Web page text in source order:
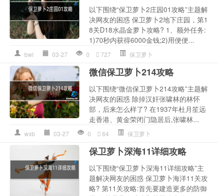
以下围绕“保卫萝卜2庄园01攻略”主题解
决网友的困惑 保卫萝卜2地下庄园，第1
8关D18水晶金萝卜攻略? 1、额外任务:
1)70秒内获得6000金钱;2)用便便...
bwl 03-27 0 727 保卫萝卜
微信保卫萝卜214攻略
以下围绕“微信保卫萝卜214攻略”主题解
决网友的困惑 除掉汉奸张啸林的林怀
部，后来怎么样了? 在1937年杜月笙远
走香港、黄金荣闭门隐居后,张啸林...
wxb 03-27 0 64 保卫萝卜
保卫萝卜深海11详细攻略
以下围绕“保卫萝卜深海11详细攻略”主
题解决网友的困惑 保卫萝卜海洋11关攻
略? 第11关攻略:首先要建造更多的防御